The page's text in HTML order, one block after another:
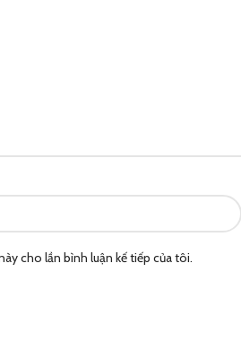
cho lần bình luận kế tiếp của tôi.